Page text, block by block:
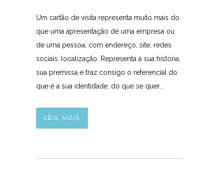
Um cartão de visita representa muito mais do
que uma apresentação de uma empresa ou
de uma pessoa, com endereço, site, redes
sociais, localização. Representa a sua história,
sua premissa e traz consigo o referencial do
que é a sua identidade, do que se quer...
LEIA MAIS